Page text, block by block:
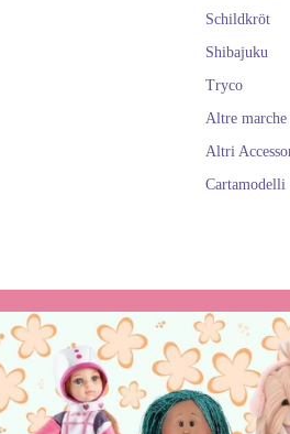
Schildkröt
Shibajuku
Tryco
Altre marche
Altri
Cartamodelli